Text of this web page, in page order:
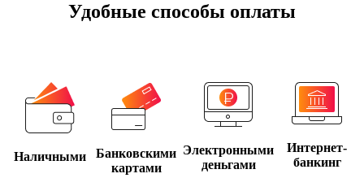
Удобные способы оплаты
Наличными
Банковскими
картами
Электронными
деньгами
Интернет-
банкинг